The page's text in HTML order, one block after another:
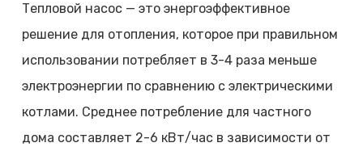
Тепловой насос — это энергоэффективное
решение для отопления, которое при правильном
использовании потребляет в 3-4 раза меньше
электроэнергии по сравнению с электрическими
котлами. Среднее потребление для частного
дома составляет 2-6 кВт/час в зависимости от